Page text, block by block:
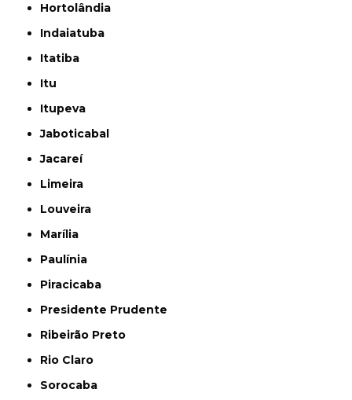
Hortolândia
Indaiatuba
Itatiba
Itu
Itupeva
Jaboticabal
Jacareí
Limeira
Louveira
Marília
Paulínia
Piracicaba
Presidente Prudente
Ribeirão Preto
Rio Claro
Sorocaba